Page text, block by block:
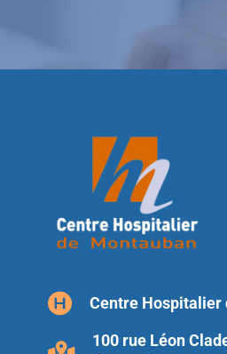
Centre Hospitalier
100 rue Léon